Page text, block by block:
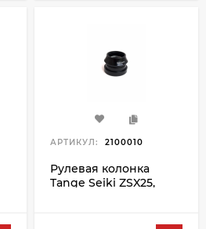
АРТИКУЛ: 2100010
Рулевая колонка
Tange Seiki ZSX25,